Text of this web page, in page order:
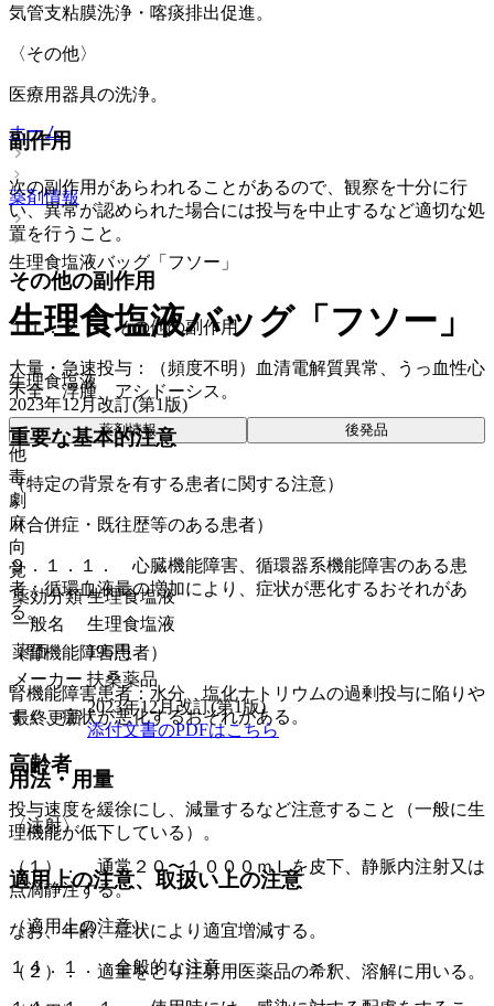
気管支粘膜洗浄・喀痰排出促進。
〈その他〉
医療用器具の洗浄。
副作用
次の副作用があらわれることがあるので、観察を十分に行
い、異常が認められた場合には投与を中止するなど適切な処
置を行うこと。
その他の副作用
１１．２． その他の副作用
大量・急速投与：（頻度不明）血清電解質異常、うっ血性心
不全、浮腫、アシドーシス。
重要な基本的注意
（特定の背景を有する患者に関する注意）
（合併症・既往歴等のある患者）
９．１．１． 心臓機能障害、循環器系機能障害のある患
者：循環血液量の増加により、症状が悪化するおそれがあ
る。
（腎機能障害患者）
腎機能障害患者：水分、塩化ナトリウムの過剰投与に陥りや
すく、症状が悪化するおそれがある。
高齢者
投与速度を緩徐にし、減量するなど注意すること（一般に生
理機能が低下している）。
適用上の注意、取扱い上の注意
（適用上の注意）
１４．１． 全般的な注意
ホーム
薬剤情報
生理食塩液バッグ「フソー」
生理食塩液バッグ「フソー」
生理食塩液
2023年12月改訂(第1版)
薬剤情報 後発品
他
毒
劇
麻
向
覚
薬効分類 生理食塩液
一般名
生理食塩液
薬価
195円
メーカー 扶桑薬品
最終更新
2023年12月改訂(第1版)
添付文書のPDFはこちら
用法・用量
〈注射〉
（１）． 通常２０〜１０００ｍＬを皮下、静脈内注射又は
点滴静注する。
なお、年齢、症状により適宜増減する。
（２）． 適量をとり注射用医薬品の希釈、溶解に用いる。